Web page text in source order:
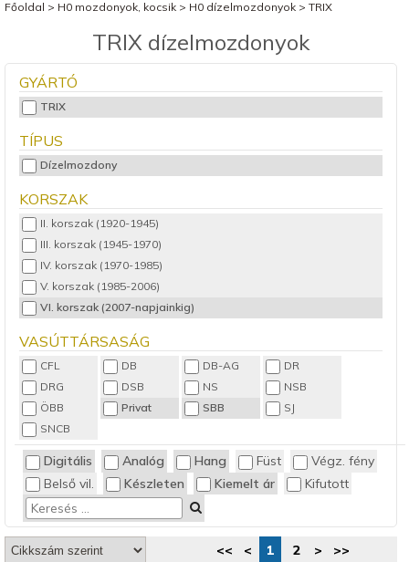
Főoldal > H0 mozdonyok, kocsik> H0 dízelmozdonyok> TRIX
TRIX dízelmozdonyok
GYÁRTÓ
TRIX
TÍPUS
Dízelmozdony
KORSZAK
II. korszak (1920-1945)
III. korszak (1945-1970)
IV. korszak (1970-1985)
V. korszak (1985-2006)
VI. korszak (2007-napjainkig)
VASÚTTÁRSASÁG
CFL DB DB-AG
DR
DRG
DSB NS
NSB
ÖBB
Privat SBB
SJ
SNCB
Digitális Analóg Hang Füst
Végz. fény
Belső vil.
Készleten Kiemelt ár Kifutott
<< < 1 2 >
>>